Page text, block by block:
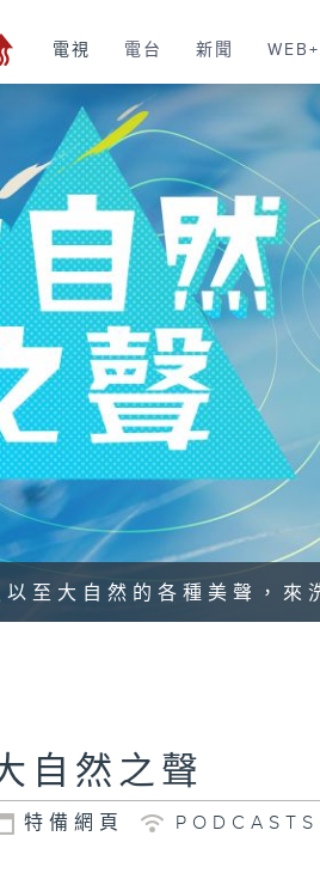
電視 電台 新聞 WEB+
至大自然的各種美聲，來
自然之聲
特備網頁 PODCASTS